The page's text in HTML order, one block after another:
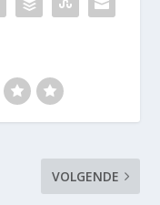
VOLGENDE